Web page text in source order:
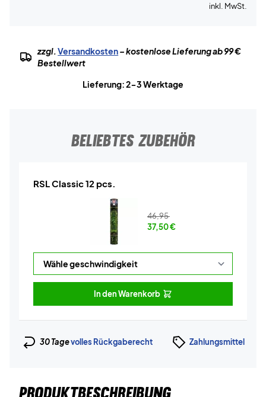
inkl. MwSt.
zzgl.Versandkosten– kostenlose Lieferung ab 99 €
Bestellwert
Lieferung: 2-3 Werktage
BELIEBTES ZUBEHÖR
RSL Classic 12 pcs.
46,95
37,50€
In den Warenkorb
30 Tagevolles Rückgaberecht Zahlungsmittel
PRODUKTBESCHREIBUNG